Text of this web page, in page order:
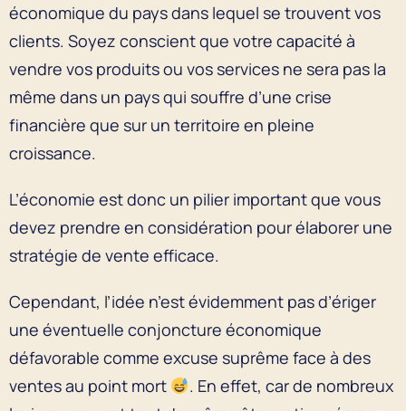
économique du pays dans lequel se trouvent vos
clients. Soyez conscient que votre capacité à
vendre vos produits ou vos services ne sera pas la
même dans un pays qui souffre d’une crise
financière que sur un territoire en pleine
croissance.
L’économie est donc un pilier important que vous
devez prendre en considération pour élaborer une
stratégie de vente efficace.
Cependant, l’idée n’est évidemment pas d’ériger
une éventuelle conjoncture économique
défavorable comme excuse suprême face à des
ventes au point mort
. En effet, car de nombreux